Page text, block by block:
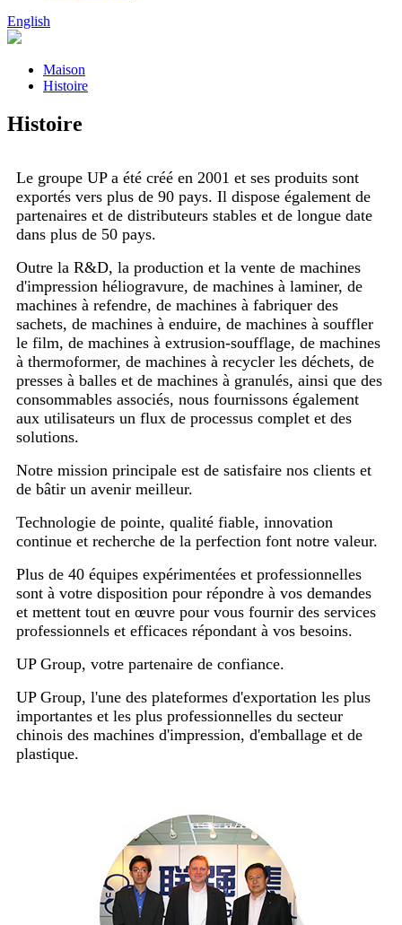
English
Maison
Histoire
Histoire
Le groupe UP a été créé en 2001 et ses produits sont
exportés vers plus de 90 pays. Il dispose également de
partenaires et de distributeurs stables et de longue date
dans plus de 50 pays.
Outre la R&D, la production et la vente de machines
d'impression héliogravure, de machines à laminer, de
machines à refendre, de machines à fabriquer des
sachets, de machines à enduire, de machines à souffler
le film, de machines à extrusion-soufflage, de machines
à thermoformer, de machines à recycler les déchets, de
presses à balles et de machines à granulés, ainsi que des
consommables associés, nous fournissons également
aux utilisateurs un flux de processus complet et des
solutions.
Notre mission principale est de satisfaire nos clients et
de bâtir un avenir meilleur.
Technologie de pointe, qualité fiable, innovation
continue et recherche de la perfection font notre valeur.
Plus de 40 équipes expérimentées et professionnelles
sont à votre disposition pour répondre à vos demandes
et mettent tout en œuvre pour vous fournir des services
professionnels et efficaces répondant à vos besoins.
UP Group, votre partenaire de confiance.
UP Group, l'une des plateformes d'exportation les plus
importantes et les plus professionnelles du secteur
chinois des machines d'impression, d'emballage et de
plastique.